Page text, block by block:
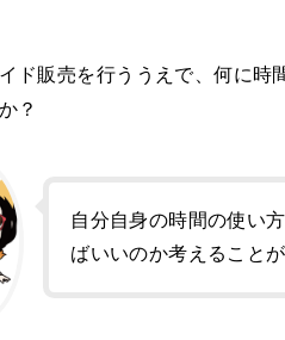
ド販売を行ううえで、何に時
？
自分自身の時間の使い
ばいいのか考えること